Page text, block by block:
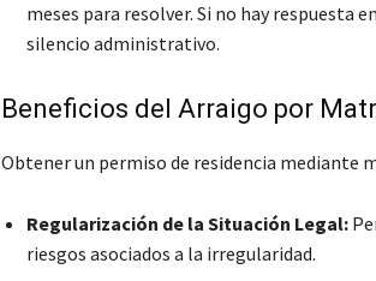
meses para resolver. Si no hay respuesta
silencio administrativo.
Beneficios del Arraigo por
Obtener un permiso de residencia mediante
Regularización de la Situación Legal:
riesgos asociados a la irregularidad.